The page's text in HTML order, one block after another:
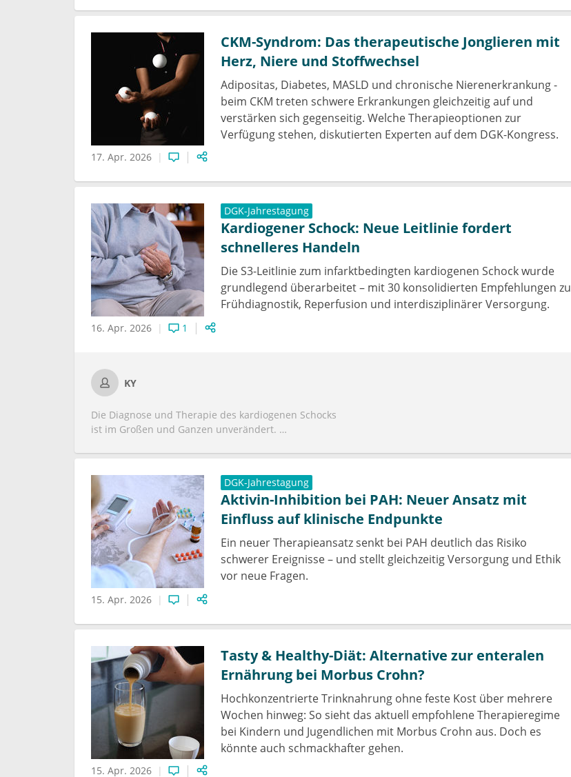
CKM-Syndrom: Das therapeutische Jonglieren mit
Herz, Niere und Stoffwechsel
Adipositas, Diabetes, MASLD und chronische Nierenerkrankung -
beim CKM treten schwere Erkrankungen gleichzeitig auf und
verstärken sich gegenseitig. Welche Therapieoptionen zur
Verfügung stehen, diskutierten Experten auf dem DGK-Kongress.
17. Apr. 2026
DGK-Jahrestagung
Kardiogener Schock: Neue Leitlinie fordert
schnelleres Handeln
Die S3-Leitlinie zum infarktbedingten kardiogenen Schock wurde
grundlegend überarbeitet – mit 30 konsolidierten Empfehlungen zu
Frühdiagnostik, Reperfusion und interdisziplinärer Versorgung.
16. Apr. 2026 1
KY
Die Diagnose und Therapie des kardiogenen Schocks
ist im Großen und Ganzen unverändert.
Zentren durchgeführt werden.
DGK-Jahrestagung
Aktivin-Inhibition bei PAH: Neuer Ansatz mit
Einfluss auf klinische Endpunkte
Ein neuer Therapieansatz senkt bei PAH deutlich das Risiko
schwerer Ereignisse – und stellt gleichzeitig Versorgung und Ethik
vor neue Fragen.
15. Apr. 2026
Tasty & Healthy-Diät: Alternative zur enteralen
Ernährung bei Morbus Crohn?
Hochkonzentrierte Trinknahrung ohne feste Kost über mehrere
Wochen hinweg: So sieht das aktuell empfohlene Therapieregime
bei Kindern und Jugendlichen mit Morbus Crohn aus. Doch es
könnte auch schmackhafter gehen.
15. Apr. 2026